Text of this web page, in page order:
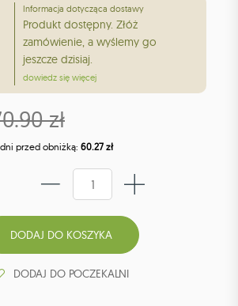
Informacja dotycząca dostawy
Produkt dostępny. Złóż
zamówienie, a wyślemy go
jeszcze dzisiaj.
dowiedz się więcej
zł
przed obniżką: 60.27 zł
DODAJ DO POCZEKALNI